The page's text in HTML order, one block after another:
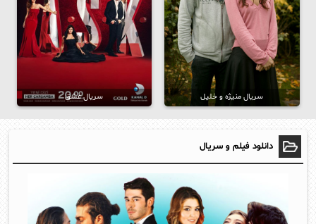
سریال منیژه و خلیل سریال عشق
دانلود فیلم و سریال